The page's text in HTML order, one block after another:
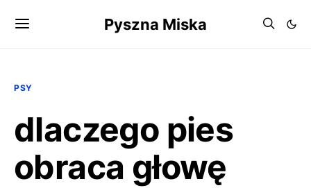
Pyszna Miska
PSY
dlaczego pies
obraca głowę